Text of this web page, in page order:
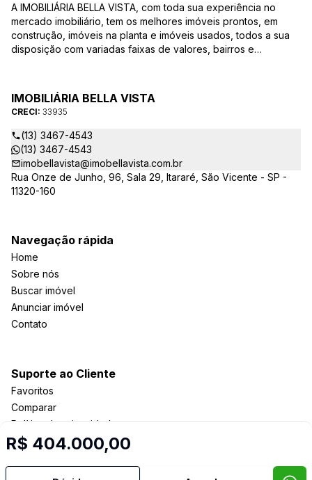
R$ 404.000,00
A IMOBILIÁRIA BELLA VISTA, com toda sua experiência no
mercado imobiliário, tem os melhores imóveis prontos, em
construção, imóveis na planta e imóveis usados, todos a sua
disposição com variadas faixas de valores, bairros e
ao CRECI-EE – estarão sempre prontos para responder-lhe
todas as suas dúvidas sobre casas, apartamentos, terrenos,
salas comerciais e outros produtos imobiliários.
IMOBILIÁRIA BELLA VISTA
CRECI: 33935
(13) 3467-4543
(13) 3467-4543
imobellavista@imobellavista.com.br
Rua Onze de Junho, 96, Sala 29, Itararé, São Vicente - SP -
11320-160
Navegação rápida
Home
Sobre nós
Buscar imóvel
Anunciar imóvel
Contato
Suporte ao Cliente
Favoritos
Comparar
Política de privacidade
Imobiliária Certificada: